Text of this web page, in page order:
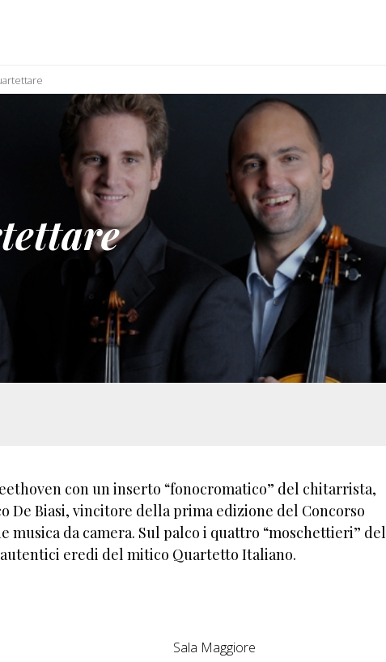
con un inserto “fonocromatico” del chitarrista,
De Biasi, vincitore della prima edizione del Concorso
musica da camera. Sul palco i quattro “moschettieri” del
eredi del mitico Quartetto Italiano.
Sala Maggiore